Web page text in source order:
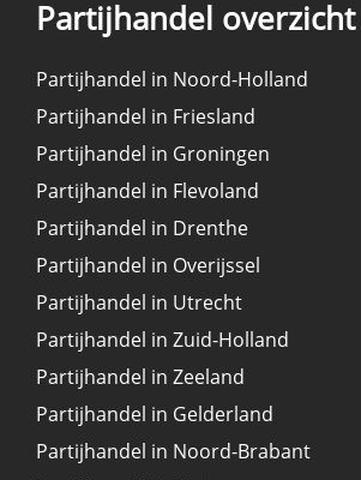
Partijhandel overzicht
Partijhandel in Noord-Holland
Partijhandel in Friesland
Partijhandel in Groningen
Partijhandel in Flevoland
Partijhandel in Drenthe
Partijhandel in Overijssel
Partijhandel in Utrecht
Partijhandel in Zuid-Holland
Partijhandel in Zeeland
Partijhandel in Gelderland
Partijhandel in Noord-Brabant